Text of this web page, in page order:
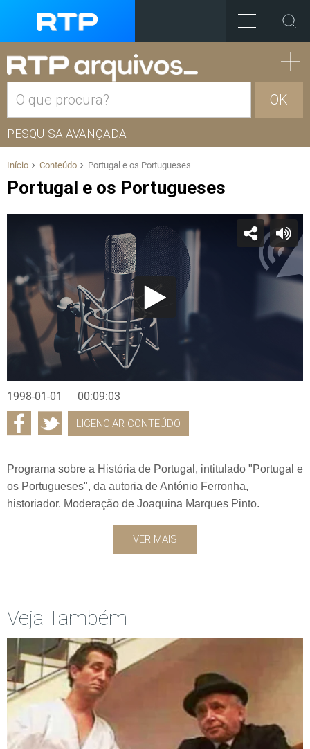
OK
PESQUISA AVANÇADA
Início Conteúdo Portugal e os Portugueses
Portugal e os Portugueses
1998-01-01 00:09:03
LICENCIAR CONTEÚDO
Programa sobre a História de Portugal, intitulado "Portugal e
os Portugueses", da autoria de António Ferronha,
historiador. Moderação de Joaquina Marques Pinto.
VER MAIS
Veja Também